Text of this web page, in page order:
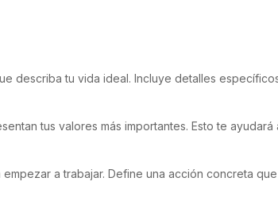
describa tu vida ideal. Incluye detalles
tus valores más importantes. Esto te
a trabajar. Define una acción concreta